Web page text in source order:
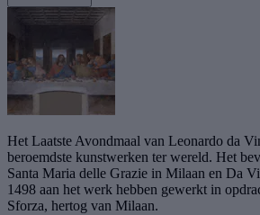
Het Laatste Avondmaal van Leonardo da
beroemdste kunstwerken ter wereld. Het
Santa Maria delle Grazie in Milaan en Da
1498 aan het werk hebben gewerkt in
Sforza, hertog van Milaan.